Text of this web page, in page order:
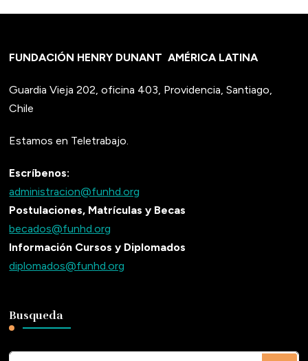
FUNDACIÓN HENRY DUNANTAMÉRICA LATINA
Guardia Vieja 202, oficina 403, Providencia, Santiago,
Chile
Estamos en Teletrabajo.
Escríbenos:
administracion@funhd.org
Postulaciones, Matrículas y Becas
becados@funhd.org
Información Cursos y Diplomados
diplomados@funhd.org
Busqueda